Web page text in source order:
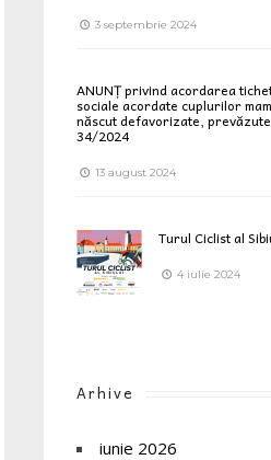
3 septembrie 2024
ANUNȚ privind acordarea
sociale acordate cuplurilor
născut defavorizate, prevăzute
34/2024
13 august 2024
Turul Ciclist al
4 iulie 2024
Arhive
iunie 2026